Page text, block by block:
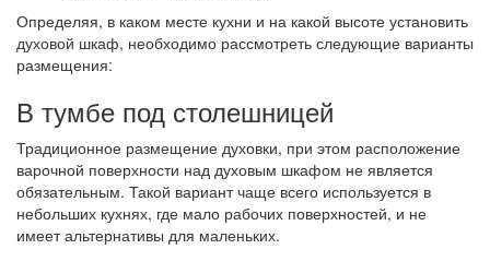
Определяя, в каком месте кухни и на какой высоте установить
духовой шкаф, необходимо рассмотреть следующие варианты
размещения:
В тумбе под столешницей
Традиционное размещение духовки, при этом расположение
варочной поверхности над духовым шкафом не является
обязательным. Такой вариант чаще всего используется в
небольших кухнях, где мало рабочих поверхностей, и не
имеет альтернативы для маленьких.